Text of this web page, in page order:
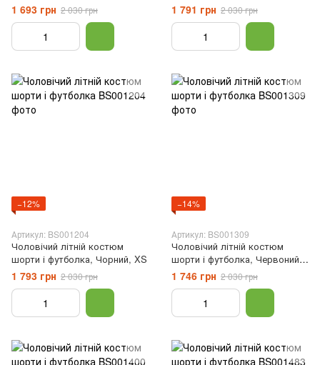
1 693 грн 2 030 грн 1 791 грн 2 030 грн
−12%
Артикул: BS001204
Чоловічий літній костюм
шорти і футболка, Чорний, XS
1 793 грн 2 030 грн
−14%
Артикул: BS001309
Чоловічий літній костюм
шорти і футболка, Червоний,
XS
1 746 грн 2 030 грн